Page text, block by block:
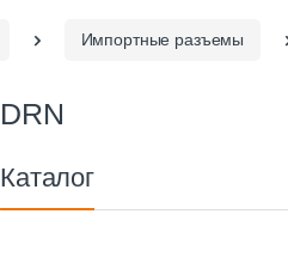
Импортные разъемы
DRN
Каталог